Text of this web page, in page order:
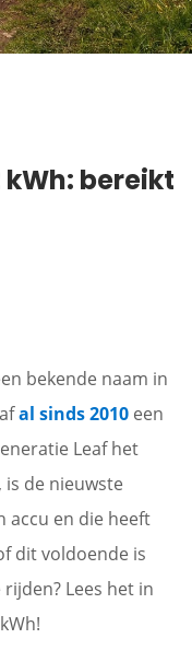
kWh: bereikt
bekende naam in
al sinds 2010 een
Leaf het
is de nieuwste
accu en die heeft
dit voldoende is
rijden? Lees het in